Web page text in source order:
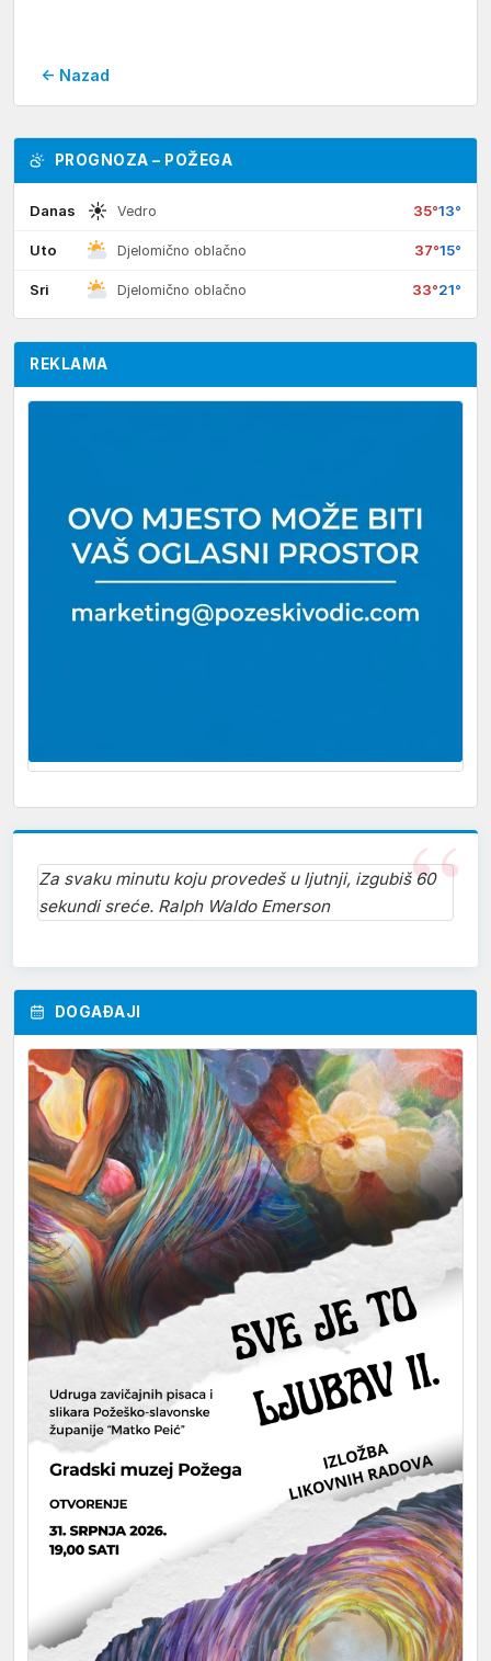
← Nazad
PROGNOZA – POŽEGA
Danas ☀ Vedro 35°13°
Uto Djelomično oblačno 37°15°
Sri Djelomično oblačno 33°21°
REKLAMA
Za svaku minutu koju provedeš u ljutnji, izgubiš 60
sekundi sreće. Ralph Waldo Emerson
DOGAĐAJI